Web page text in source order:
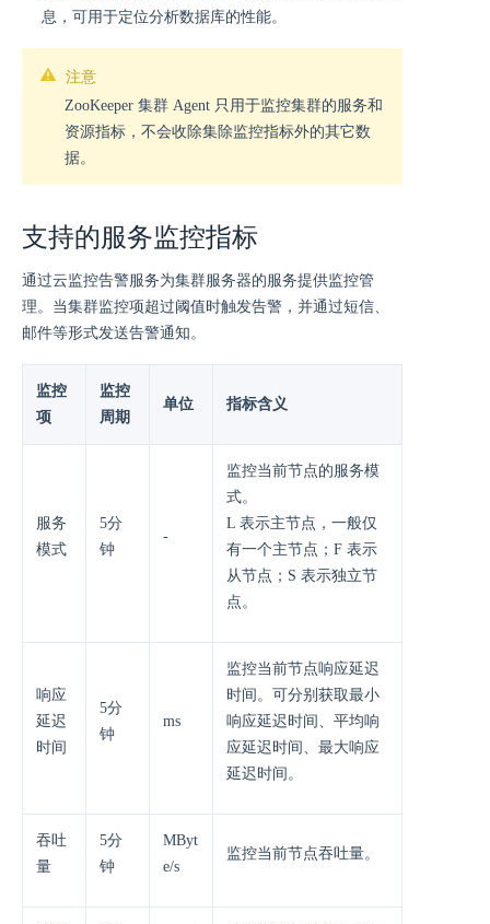
息，可用于定位分析数据库的性能。
注意
ZooKeeper 集群 Agent 只用于监控集群的服务和
资源指标，不会收除集除监控指标外的其它数
据。
支持的服务监控指标
通过云监控告警服务为集群服务器的服务提供监控管
理。当集群监控项超过阈值时触发告警，并通过短信、
邮件等形式发送告警通知。
监控
项
监控
周期
单位 指标含义
服务
模式
5分
钟
-
监控当前节点的服务模
式。
L 表示主节点，一般仅
有一个主节点；F 表示
从节点；S 表示独立节
点。
响应
延迟
时间
5分
钟
ms
监控当前节点响应延迟
时间。可分别获取最小
响应延迟时间、平均响
应延迟时间、最大响应
延迟时间。
吞吐
量
5分
钟
MByt
e/s
监控当前节点吞吐量。